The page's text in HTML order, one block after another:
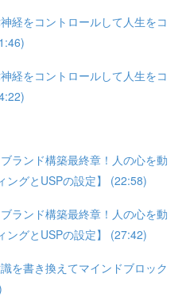
経をコントロールして人生をコ
経をコントロールして人生をコ
ランド構築最終章！人の心を動
ングとUSPの設定】 (22:58)
ランド構築最終章！人の心を動
ングとUSPの設定】 (27:42)
を書き換えてマインドブロック